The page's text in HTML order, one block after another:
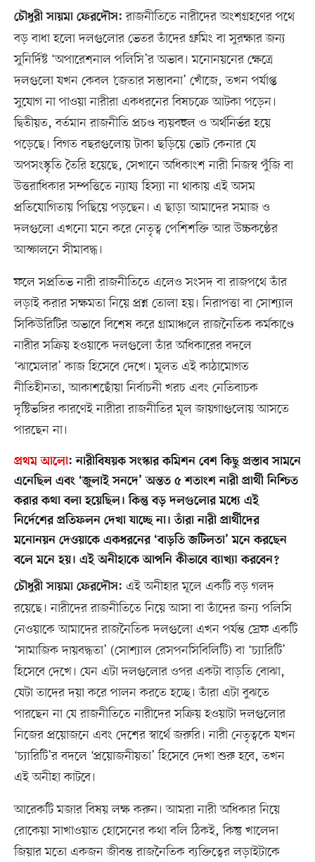
চৌধুরী সায়মা ফেরদৌস: রাজনীতিতে নারীদের অংশগ্রহণের পথে
বড় বাধা হলো দলগুলোর ভেতর তাঁদের গ্রুমিং বা সুরক্ষার জন্য
সুনির্দিষ্ট ‘অপারেশনাল পলিসি’র অভাব। মনোনয়নের ক্ষেত্রে
দলগুলো যখন কেবল ‘জেতার সম্ভাবনা’ খোঁজে, তখন পর্যাপ্ত
সুযোগ না পাওয়া নারীরা একধরনের বিষচক্রে আটকা পড়েন।
দ্বিতীয়ত, বর্তমান রাজনীতি প্রচণ্ড ব্যয়বহুল ও অর্থনির্ভর হয়ে
পড়েছে। বিগত বছরগুলোয় টাকা ছড়িয়ে ভোট কেনার যে
অপসংস্কৃতি তৈরি হয়েছে, সেখানে অধিকাংশ নারী নিজস্ব পুঁজি বা
উত্তরাধিকার সম্পত্তিতে ন্যায্য হিস্যা না থাকায় এই অসম
প্রতিযোগিতায় পিছিয়ে পড়ছেন। এ ছাড়া আমাদের সমাজ ও
দলগুলো এখনো মনে করে নেতৃত্ব পেশিশক্তি আর উচ্চকণ্ঠের
আস্ফালনে সীমাবদ্ধ।
ফলে সপ্রতিভ নারী রাজনীতিতে এলেও সংসদ বা রাজপথে তাঁর
লড়াই করার সক্ষমতা নিয়ে প্রশ্ন তোলা হয়। নিরাপত্তা বা সোশ্যাল
সিকিউরিটির অভাবে বিশেষ করে গ্রামাঞ্চলে রাজনৈতিক কর্মকাণ্ডে
নারীর সক্রিয় হওয়াকে দলগুলো তাঁর অধিকারের বদলে
‘ঝামেলার’ কাজ হিসেবে দেখে। মূলত এই কাঠামোগত
নীতিহীনতা, আকাশছোঁয়া নির্বাচনী খরচ এবং নেতিবাচক
দৃষ্টিভঙ্গির কারণেই নারীরা রাজনীতির মূল জায়গাগুলোয় আসতে
পারছেন না।
প্রথম আলো:নারীবিষয়ক সংস্কার কমিশন বেশ কিছু প্রস্তাব সামনে
এনেছিল এবং ‘জুলাই সনদে’ অন্তত ৫ শতাংশ নারী প্রার্থী নিশ্চিত
করার কথা বলা হয়েছিল। কিন্তু বড় দলগুলোর মধ্যে এই
নির্দেশের প্রতিফলন দেখা যাচ্ছে না। তাঁরা নারী প্রার্থীদের
মনোনয়ন দেওয়াকে একধরনের ‘বাড়তি জটিলতা’ মনে করছেন
বলে মনে হয়। এই অনীহাকে আপনি কীভাবে ব্যাখ্যা করবেন?
চৌধুরী সায়মা ফেরদৌস: এই অনীহার মূলে একটি বড় গলদ
রয়েছে। নারীদের রাজনীতিতে নিয়ে আসা বা তাঁদের জন্য পলিসি
নেওয়াকে আমাদের রাজনৈতিক দলগুলো এখন পর্যন্ত স্রেফ একটি
‘সামাজিক দায়বদ্ধতা’ (সোশ্যাল রেসপনসিবিলিটি) বা ‘চ্যারিটি’
হিসেবে দেখে। যেন এটা দলগুলোর ওপর একটা বাড়তি বোঝা,
যেটা তাদের দয়া করে পালন করতে হচ্ছে। তাঁরা এটা বুঝতে
পারছেন না যে রাজনীতিতে নারীদের সক্রিয় হওয়াটা দলগুলোর
নিজের প্রয়োজনে এবং দেশের স্বার্থে জরুরি। নারী নেতৃত্বকে যখন
‘চ্যারিটি’র বদলে ‘প্রয়োজনীয়তা’ হিসেবে দেখা শুরু হবে, তখন
এই অনীহা কাটবে।
আরেকটি মজার বিষয় লক্ষ করুন। আমরা নারী অধিকার নিয়ে
রোকেয়া সাখাওয়াত হোসেনের কথা বলি ঠিকই, কিন্তু খালেদা
জিয়ার মতো একজন জীবন্ত রাজনৈতিক ব্যক্তিত্বের লড়াইটাকে